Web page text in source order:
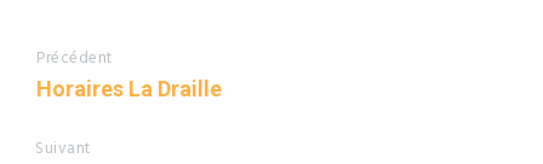
Précédent
Horaires La Draille
Suivant